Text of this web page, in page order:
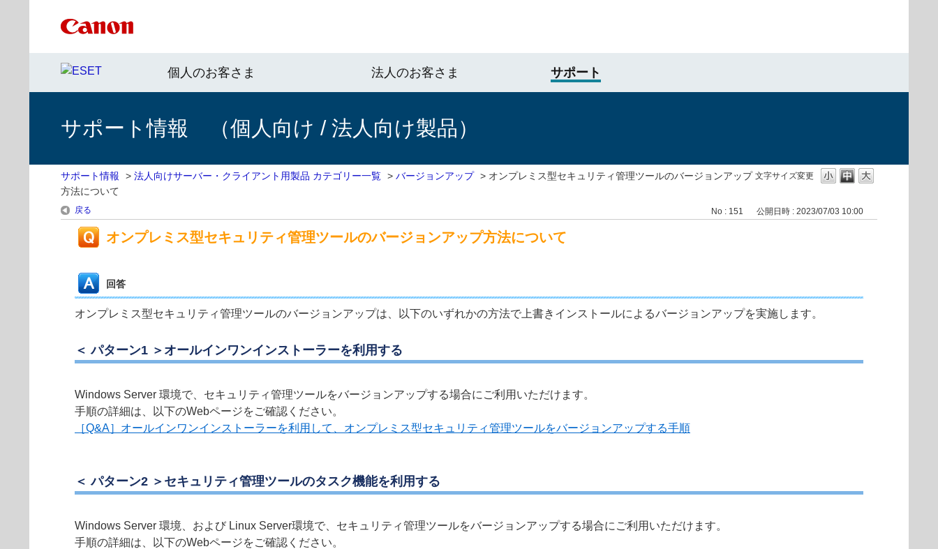
個人のお客さま 法人のお客さま サポート
サポート情報 （個人向け / 法人向け製品）
文字サイズ変更
サポート情報 > 法人向けサーバー・クライアント用製品 カテゴリー一覧 > バージョンアップ > オンプレミス型セキュリティ管理ツールのバージョンアップ
方法について
戻る No : 151 公開日時 : 2023/07/03 10:00
オンプレミス型セキュリティ管理ツールのバージョンアップ方法について
回答
オンプレミス型セキュリティ管理ツールのバージョンアップは、以下のいずれかの方法で上書きインストールによるバージョンアップを実施します。
＜ パターン1 ＞オールインワンインストーラーを利用する
Windows Server 環境で、セキュリティ管理ツールをバージョンアップする場合にご利用いただけます。
手順の詳細は、以下のWebページをご確認ください。
［Q&A］オールインワンインストーラーを利用して、オンプレミス型セキュリティ管理ツールをバージョンアップする手順
＜ パターン2 ＞セキュリティ管理ツールのタスク機能を利用する
Windows Server 環境、および Linux Server環境で、セキュリティ管理ツールをバージョンアップする場合にご利用いただけます。
手順の詳細は、以下のWebページをご確認ください。